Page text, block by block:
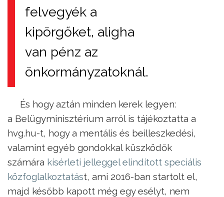
felvegyék a
kipörgőket, aligha
van pénz az
önkormányzatoknál.
És hogy aztán minden kerek legyen:
a Belügyminisztérium arról is tájékoztatta a
hvg.hu-t, hogy a mentális és beilleszkedési,
valamint egyéb gondokkal küszködők
számára kísérleti jelleggel elindított speciális
közfoglalkoztatást, ami 2016-ban startolt el,
majd később kapott még egy esélyt, nem